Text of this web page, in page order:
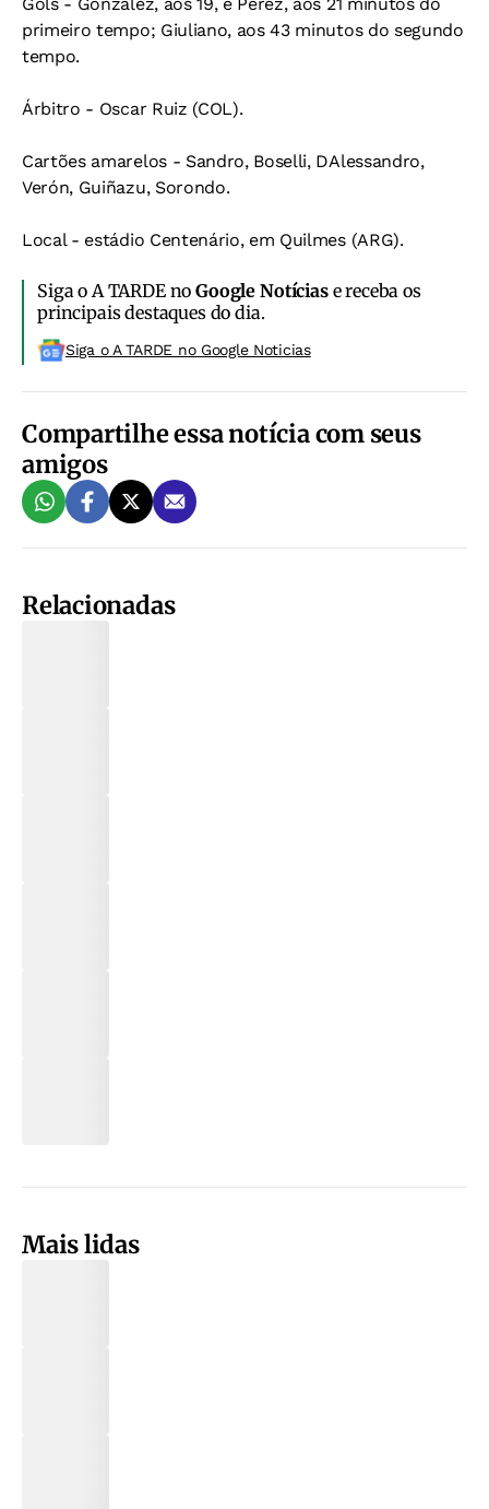
primeiro tempo; Giuliano, aos 43 minutos do segundo
tempo.
Árbitro - Oscar Ruiz (COL).
Cartões amarelos - Sandro, Boselli, DAlessandro,
Verón, Guiñazu, Sorondo.
Local - estádio Centenário, em Quilmes (ARG).
Siga o A TARDE noGoogle Notíciase receba os
principais destaques do dia.
Siga o A TARDE no Google Noticias
Compartilhe essa notícia com seus
amigos
Relacionadas
Mais lidas